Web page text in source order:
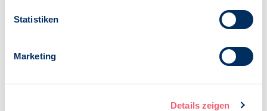
Statistiken
Marketing
Details zeigen
Jan Frederichs
07.07.2010